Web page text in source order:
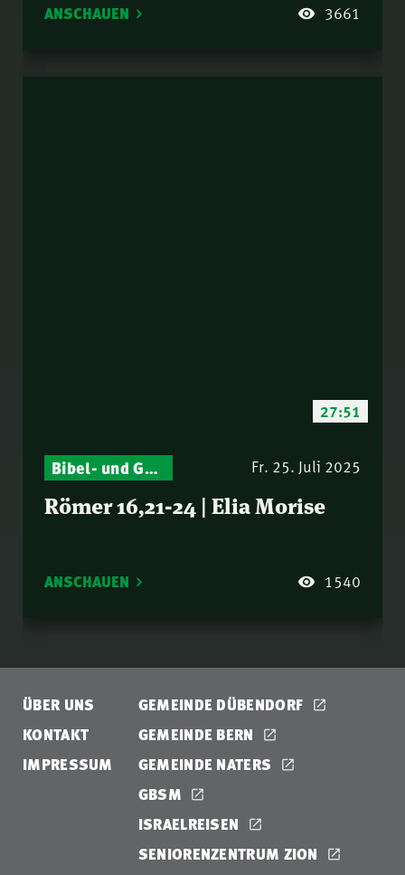
ANSCHAUEN 3661
27:51
Bibel- und Gebetsstunde – Jeden Donnerstag neu: Vers-für-Vers-Auslegungen Fr. 25. Juli 2025
Römer 16,21-24 | Elia Morise
ANSCHAUEN 1540
ÜBER UNS
KONTAKT
IMPRESSUM
GEMEINDE DÜBENDORF
GEMEINDE BERN
GEMEINDE NATERS
GBSM
ISRAELREISEN
SENIORENZENTRUM ZION